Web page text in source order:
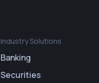
Industry Solutions
Banking
Securities